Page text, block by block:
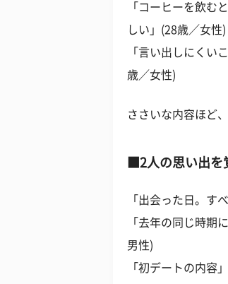
「コーヒーを飲む
しい」(28歳／女性)
「言い出しにくい
歳／女性)
ささいな内容ほど
■2人の思い出を
「出会った日。す
「去年の同じ時期
男性)
「初デートの内容